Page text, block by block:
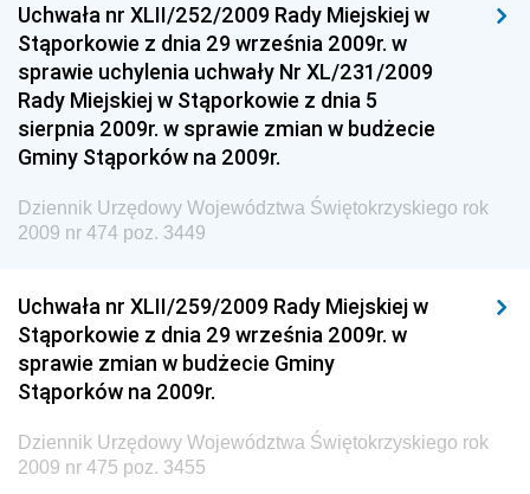
Dziennik Urzędowy Ministra Sportu
Dziennik Urzędowy Ministra Funduszy i Polityki
Regionalnej
Dziennik Urzędowy Ministra Aktywów Państwowych
Dziennik Urzędowy Ministra Zdrowia
Dziennik Urzędowy Ministra Środowiska i Głównego
Inspektora Ochrony Środowiska
Dziennik Urzędowy Ministerstwa Kultury, Dziedzictwa
Narodowego i Sportu
Dziennik Urzędowy Ministra Finansów, Funduszy i
Dziennik Urzędowy Ministra Rozwoju, Pracy i
Uchwała nr XLII/252/2009 Rady Miejskiej w
Stąporkowie z dnia 29 września 2009r. w
sprawie uchylenia uchwały Nr XL/231/2009
Rady Miejskiej w Stąporkowie z dnia 5
sierpnia 2009r. w sprawie zmian w budżecie
Gminy Stąporków na 2009r.
Dziennik Urzędowy Województwa Świętokrzyskiego rok
2009 nr 474 poz. 3449
Uchwała nr XLII/259/2009 Rady Miejskiej w
Stąporkowie z dnia 29 września 2009r. w
sprawie zmian w budżecie Gminy
Stąporków na 2009r.
Dziennik Urzędowy Województwa Świętokrzyskiego rok
2009 nr 475 poz. 3455